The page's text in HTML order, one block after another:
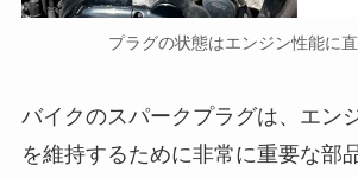
プラグの状態はエンジン性能に
バイクのスパークプラグは、エン
を維持するために非常に重要な部